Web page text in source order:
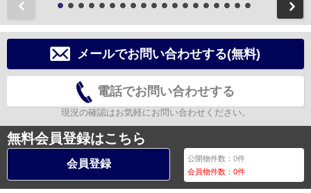
メールでお問い合わせする(無料)
電話でお問い合わせする
現況の確認はお気軽にお問い合わせください。
無料会員登録はこちら
会員登録 公開物件数：0件
会員物件数：0件